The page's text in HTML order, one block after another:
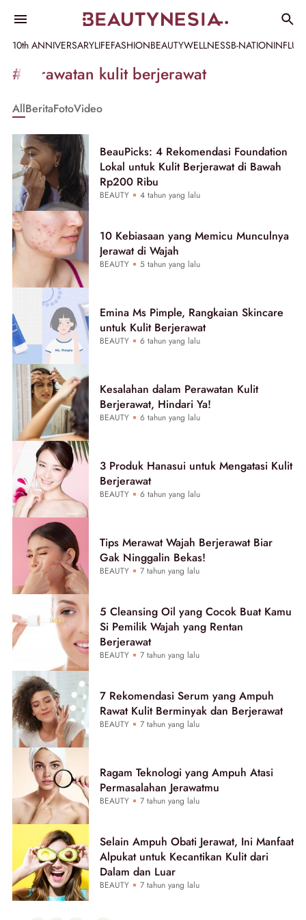
10th ANNIVERSARYLIFEFASHIONBEAUTYWELLNESSB-NATION
Informasi
[GET_DATA_TITLE]
Beautynesia
#perawatan kulit berjerawat
AllBeritaFotoVideo
BeauPicks: 4 Rekomendasi Foundation
Lokal untuk Kulit Berjerawat di Bawah
Rp200 Ribu
BEAUTY 4 tahun yang lalu
10 Kebiasaan yang Memicu Munculnya
Jerawat di Wajah
BEAUTY 5 tahun yang lalu
Emina Ms Pimple, Rangkaian Skincare
untuk Kulit Berjerawat
BEAUTY 6 tahun yang lalu
Kesalahan dalam Perawatan Kulit
Berjerawat, Hindari Ya!
BEAUTY 6 tahun yang lalu
3 Produk Hanasui untuk Mengatasi Kulit
Berjerawat
BEAUTY 6 tahun yang lalu
Tips Merawat Wajah Berjerawat Biar
Gak Ninggalin Bekas!
BEAUTY 7 tahun yang lalu
5 Cleansing Oil yang Cocok Buat Kamu
Si Pemilik Wajah yang Rentan
Berjerawat
BEAUTY 7 tahun yang lalu
7 Rekomendasi Serum yang Ampuh
Rawat Kulit Berminyak dan Berjerawat
BEAUTY 7 tahun yang lalu
Ragam Teknologi yang Ampuh Atasi
Permasalahan Jerawatmu
BEAUTY 7 tahun yang lalu
Selain Ampuh Obati Jerawat, Ini Manfaat
Alpukat untuk Kecantikan Kulit dari
Dalam dan Luar
BEAUTY 7 tahun yang lalu